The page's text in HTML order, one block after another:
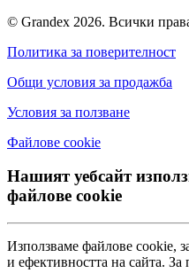
© Grandex 2026. Всички
Политика за поверителност
Общи условия за продажба
Условия за ползване
Файлове сookie
Нашият уебсайт
файлове cookie
Използваме файлове cookie,
и ефективността на сайта.